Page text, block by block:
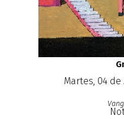
Martes, 04 de